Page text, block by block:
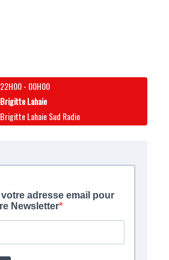
22H00- 00H00
Brigitte Lahaie
Brigitte Lahaie Sud Radio